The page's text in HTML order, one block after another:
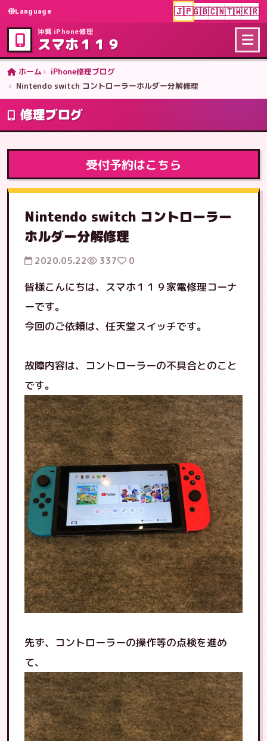
Language 🇯🇵🇬🇧🇨🇳🇹🇼🇰🇷
沖縄 iPhone修理
スマホ１１９
ホーム
iPhone修理ブログ
Nintendo switch コントローラーホルダー分解修理
修理ブログ
受付予約はこちら
Nintendo switch コントローラー
ホルダー分解修理
2020.05.22 337 0
皆様こんにちは、スマホ１１９家電修理コーナ
ーです。
今回のご依頼は、任天堂スイッチです。
故障内容は、コントローラーの不具合とのこと
です。
先ず、コントローラーの操作等の点検を進め
て、